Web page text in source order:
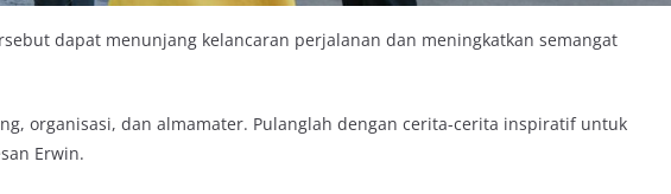
dapat menunjang kelancaran perjalanan dan meningkatkan semangat
organisasi, dan almamater. Pulanglah dengan cerita-cerita inspiratif untuk
Erwin.